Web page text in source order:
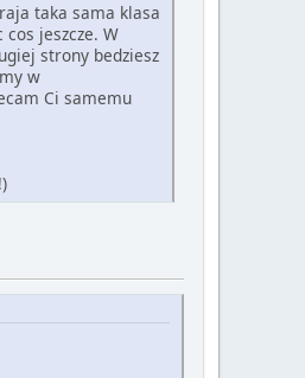
taka sama klasa
jeszcze. W
strony bedziesz
w
Ci samemu